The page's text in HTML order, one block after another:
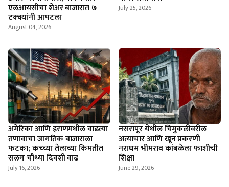
एलआयसीचा शेअर बाजारात ७
टक्क्यांनी आपटला
August 04, 2026
July 25, 2026
अमेरिका आणि इराणमधील वाढत्या
तणावाचा जागतिक बाजाराला
फटका; कच्च्या तेलाच्या किमतीत
सलग चौथ्या दिवशी वाढ
July 16, 2026
नसरापूर येथील चिमुकलीवरील
अत्याचार आणि खून प्रकरणी
नराधम भीमराव कांबळेला फाशीची
शिक्षा
June 29, 2026